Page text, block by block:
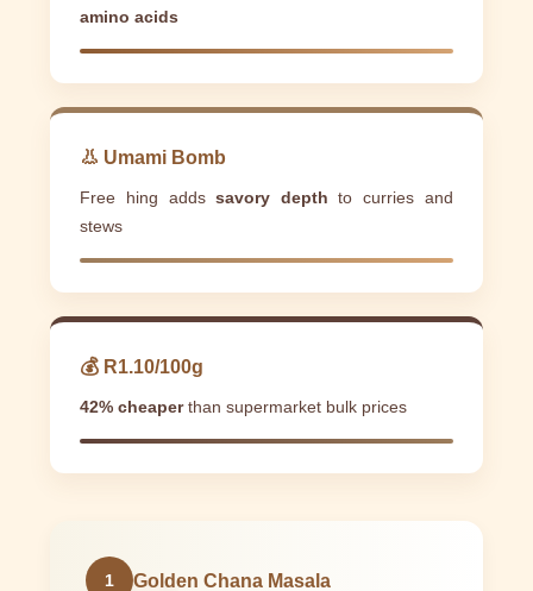
amino acids
👃 Umami Bomb
Free hing addssavory depth to curries and
stews
💰 R1.10/100g
42% cheaperthan supermarket bulk prices
1 Golden Chana Masala